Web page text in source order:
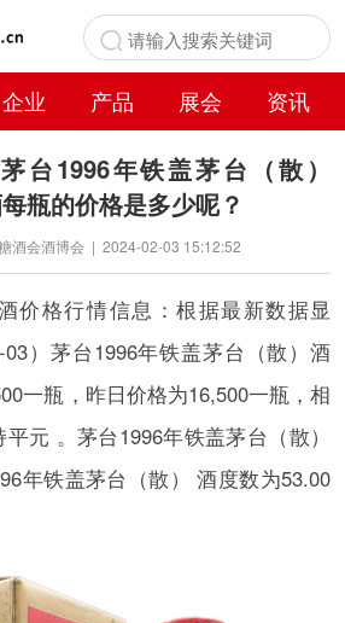
企业 产品 展会
资讯
台1996年铁盖茅台（散）
瓶的价格是多少呢？
酒会酒博会 | 2024-02-03 15:12:52
价格行情信息：根据最新数据显
）茅台1996年铁盖茅台（散）酒
一瓶，昨日价格为16,500一瓶，相
元 。茅台1996年铁盖茅台（散）
年铁盖茅台（散） 酒度数为53.00